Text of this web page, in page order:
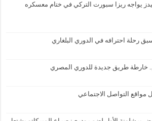
يواجه ريزا سبورت التركي في ختام معسكره
رحلة احترافه في الدوري البلغاري
التواصل الاجتماعي